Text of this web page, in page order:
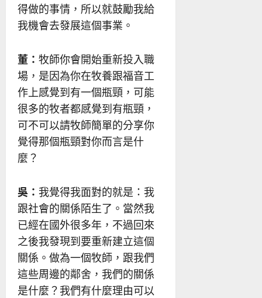
得做的事情，所以就鼓勵我給
我機會去發展這個事業。
董： 牧師你會開始重新投入職
場，是因為你在牧養跟福音工
作上感覺到有一個瓶頸，可能
很多的牧者都感覺到有瓶頸，
可不可以請牧師簡單的分享你
覺得那個瓶頸對你而言是什
麼？
吳： 我覺得我面對的就是：我
跟社會的關係陌生了。當然我
已經在國外很多年，不過回來
之後我發現到要重新建立這個
關係。做為一個牧師，跟我們
這些周邊的鄰舍，我們的關係
是什麼？我們有什麼理由可以